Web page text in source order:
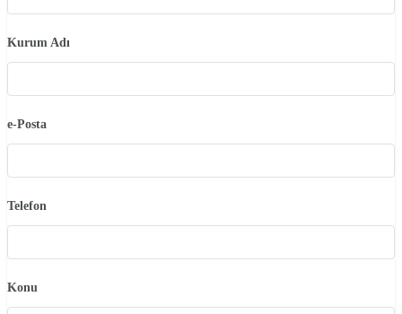
Kurum Adı
e-Posta
Telefon
Konu